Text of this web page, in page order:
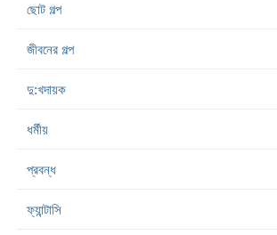
ছোট গল্প
জীবনের গল্প
দু:খদায়ক
ধর্মীয়
প্রবন্ধ
ফ্যান্টাসি